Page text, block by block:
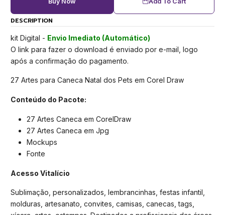
DESCRIPTION
kit Digital - Envio Imediato (Automático)
O link para fazer o download é enviado por e-mail, logo
após a confirmação do pagamento.
27 Artes para Caneca Natal dos Pets em Corel Draw
Conteúdo do Pacote:
27 Artes Caneca em CorelDraw
27 Artes Caneca em Jpg
Mockups
Fonte
Acesso Vitalício
Sublimação, personalizados, lembrancinhas, festas infantil,
molduras, artesanato, convites, camisas, canecas, tags,